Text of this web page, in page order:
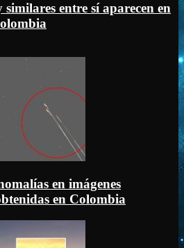
entre sí aparecen en
en imágenes
en Colombia